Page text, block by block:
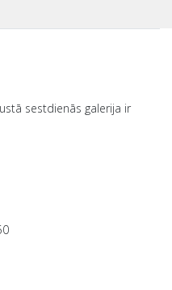
sestdienās galerija ir